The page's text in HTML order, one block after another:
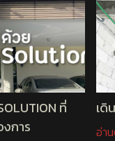
ที่
การ
เดิ
อ่า